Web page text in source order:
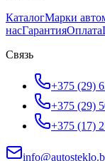
КаталогМарки
насГарантияОплата
Связь
+375 (29)
+375 (29)
+375 (17)